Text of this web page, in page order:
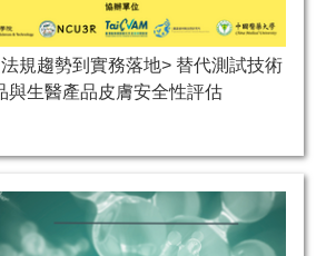
法規趨勢到實務落地> 替代測試技術
與生醫產品皮膚安全性評估